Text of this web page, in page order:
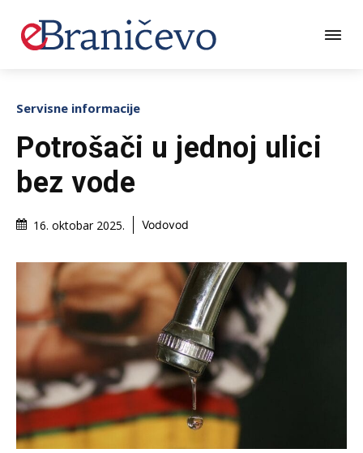
Servisne informacije
Potrošači u jednoj ulici
bez vode
16. oktobar 2025. Vodovod